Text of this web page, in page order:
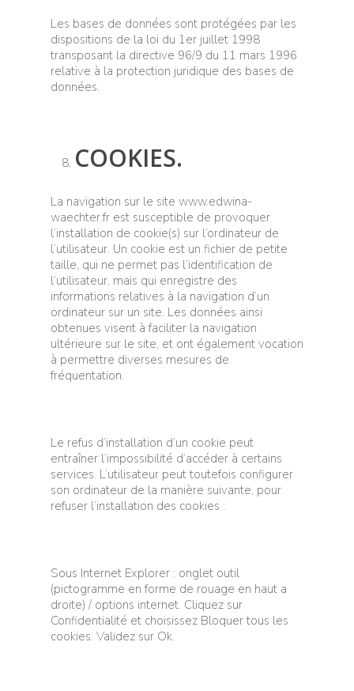
Les bases de données sont protégées par les
dispositions de la loi du 1er juillet 1998
transposant la directive 96/9 du 11 mars 1996
relative à la protection juridique des bases de
données.
COOKIES.
La navigation sur le site www.edwina-
waechter.fr est susceptible de provoquer
l’installation de cookie(s) sur l’ordinateur de
l’utilisateur. Un cookie est un fichier de petite
taille, qui ne permet pas l’identification de
l’utilisateur, mais qui enregistre des
informations relatives à la navigation d’un
ordinateur sur un site. Les données ainsi
obtenues visent à faciliter la navigation
ultérieure sur le site, et ont également vocation
à permettre diverses mesures de
fréquentation.
Le refus d’installation d’un cookie peut
entraîner l’impossibilité d’accéder à certains
services. L’utilisateur peut toutefois configurer
son ordinateur de la manière suivante, pour
refuser l’installation des cookies :
Sous Internet Explorer : onglet outil
(pictogramme en forme de rouage en haut a
droite) / options internet. Cliquez sur
Confidentialité et choisissez Bloquer tous les
cookies. Validez sur Ok.